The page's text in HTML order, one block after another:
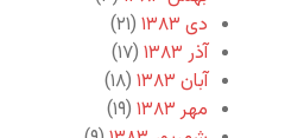
دی ۱۳۸۳
(۲۱)
آذر ۱۳۸۳
(۱۷)
آبان ۱۳۸۳
(۱۸)
مهر ۱۳۸۳
(۱۹)